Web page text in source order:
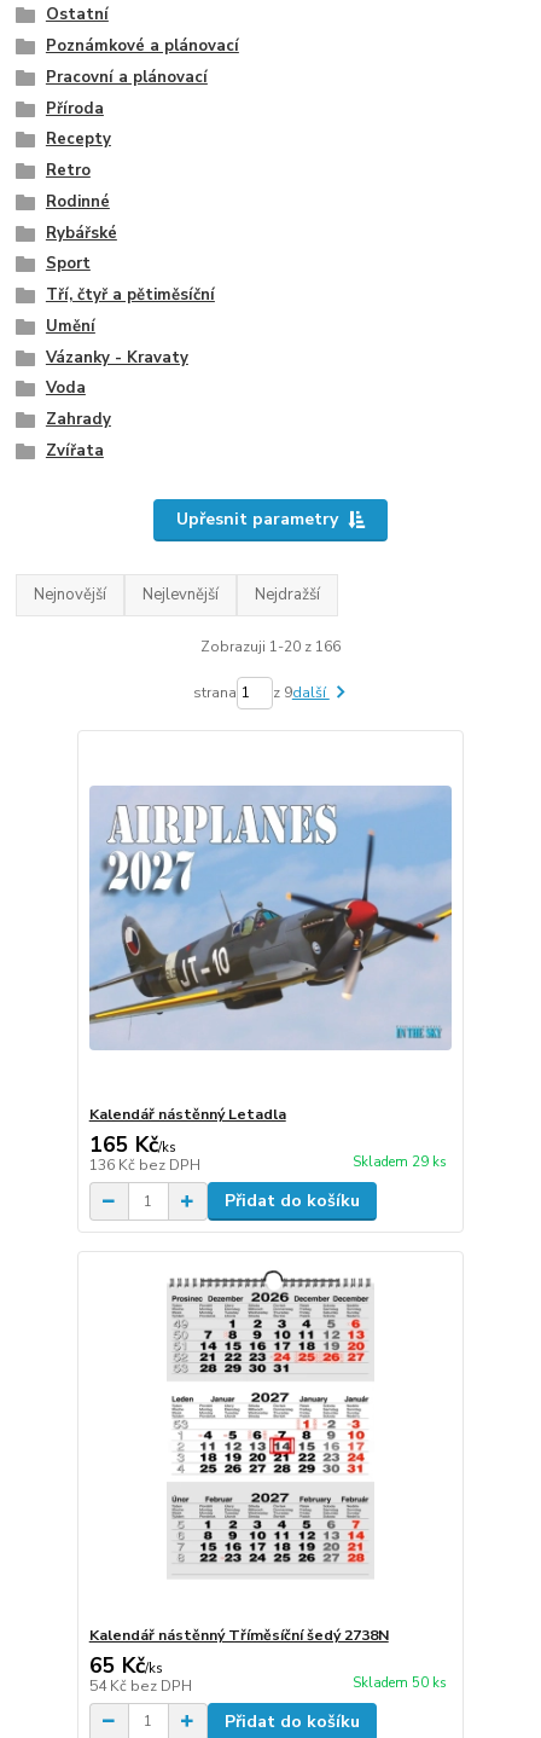
Ostatní
Poznámkové a plánovací
Pracovní a plánovací
Příroda
Recepty
Retro
Rodinné
Rybářské
Sport
Tří, čtyř a pětiměsíční
Umění
Vázanky - Kravaty
Voda
Zahrady
Zvířata
Upřesnit parametry
Nejnovější Nejlevnější Nejdražší
Zobrazuji 1-20 z 166
strana z 9další
Kalendář nástěnný Letadla
165 Kč/ks
136 Kč bez DPH Skladem 29 ks
Přidat do košíku
Kalendář nástěnný Tříměsíční šedý 2738N
65 Kč/ks
54 Kč bez DPH Skladem 50 ks
Přidat do košíku